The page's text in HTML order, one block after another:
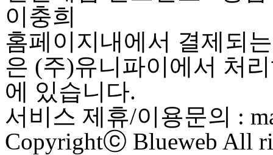
이충희
홈페이지내에서 결제되
은 (주)유니파이에서 처
에 있습니다.
서비스 제휴/이용문의 :
Copyrightⓒ Blueweb All